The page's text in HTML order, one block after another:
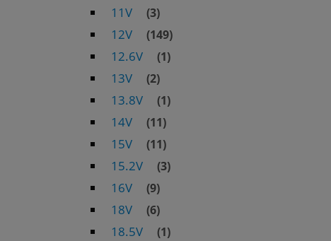
11V (3)
12V (149)
12.6V (1)
13V (2)
13.8V (1)
14V (11)
15V (11)
15.2V (3)
16V (9)
18V (6)
18.5V (1)